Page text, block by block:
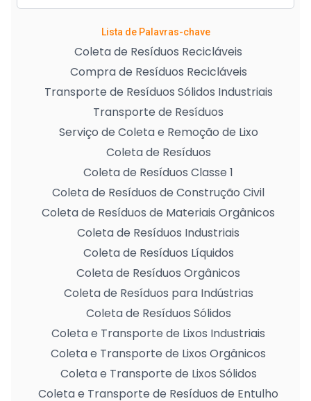
Lista de Palavras-chave
Coleta de Resíduos Recicláveis
Compra de Resíduos Recicláveis
Transporte de Resíduos Sólidos Industriais
Transporte de Resíduos
Serviço de Coleta e Remoção de Lixo
Coleta de Resíduos
Coleta de Resíduos Classe 1
Coleta de Resíduos de Construção Civil
Coleta de Resíduos de Materiais Orgânicos
Coleta de Resíduos Industriais
Coleta de Resíduos Líquidos
Coleta de Resíduos Orgânicos
Coleta de Resíduos para Indústrias
Coleta de Resíduos Sólidos
Coleta e Transporte de Lixos Industriais
Coleta e Transporte de Lixos Orgânicos
Coleta e Transporte de Lixos Sólidos
Coleta e Transporte de Resíduos de Entulho